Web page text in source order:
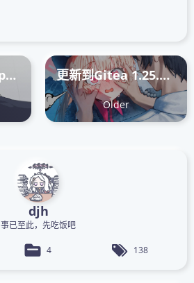
使用docker compose创建的acme.sh容器签发泛域名证书 更新到Gitea 1.25.0后出现的几个问题的总结
Older
djh
事已至此，先吃饭吧
4 138